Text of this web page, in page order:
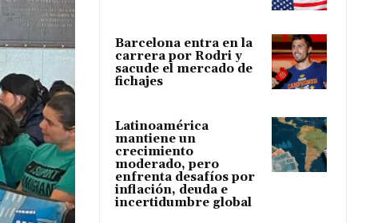
Barcelona entra en la
carrera por Rodri y
sacude el mercado de
fichajes
Latinoamérica
mantiene un
crecimiento
moderado, pero
enfrenta desafíos por
inflación, deuda e
incertidumbre global